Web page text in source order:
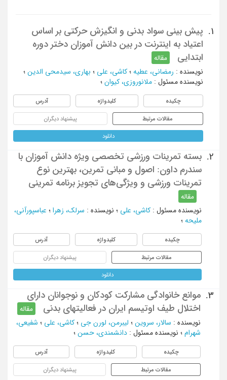
1.
پیش بینی سواد بدنی و انگیزش حرکتی بر اساس
اعتیاد به اینترنت در بین دانش آموزان دختر دوره
ابتدایی
مقاله
نویسنده : رمضانی، عطیه ؛ کاشی، علی ؛ بهاری، سیدمحی الدین ؛
نویسنده مسئول : ملانوروزی، کیوان ؛
چکیده کلیدواژه آدرس
مقالات مرتبط پیشنهاد دیگران
دانلود
2.
بسته تمرینات ورزشی تخصصی ویژه دانش آموزان با
سندرم داون: اصول و مبانی تمرین، بهترین نوع
تمرینات ورزشی و ویژگی‌های تجویز برنامه تمرینی
مقاله
نویسنده مسئول : کاشی، علی ؛ نویسنده : سرلک، زهرا ؛ عباسپورآنی،
ملیحه ؛
چکیده کلیدواژه آدرس
مقالات مرتبط پیشنهاد دیگران
دانلود
3.
موانع خانوادگی مشارکت کودکان و نوجوانان دارای
اختلال طیف اوتیسم ایران در فعالیتهای بدنی
مقاله
نویسنده : سالار، سروین ؛ لیبرمن، لورن جی ؛ کاشی، علی ؛ شفیعی،
شهرام ؛ نویسنده مسئول : دانشمندی، حسن ؛
چکیده کلیدواژه آدرس
مقالات مرتبط پیشنهاد دیگران